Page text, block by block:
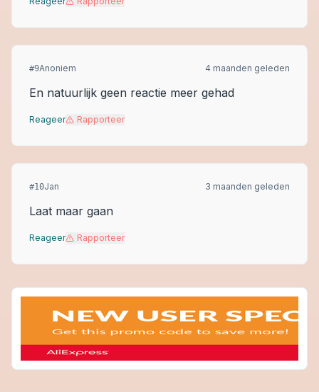
#9Anoniem 4 maanden geleden
En natuurlijk geen reactie meer gehad
Reageer Rapporteer
#10Jan 3 maanden geleden
Laat maar gaan
Reageer Rapporteer